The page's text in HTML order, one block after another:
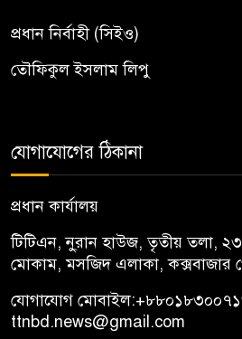
প্রধান নির্বাহী (সিইও)
তৌফিকুল ইসলাম লিপু
যোগাযোগের ঠিকানা
প্রধান কার্যালয়
টিটিএন, নু্রান হাউজ, তৃতীয় তলা,
মোকাম, মসজিদ এলাকা, কক্সবাজার
যোগাযোগ মোবাইল:
ttnbd.news@gmail.com